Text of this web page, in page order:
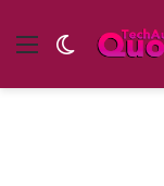
Menu Switch